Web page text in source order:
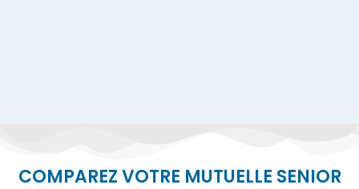
COMPAREZ VOTRE MUTUELLE SENIOR